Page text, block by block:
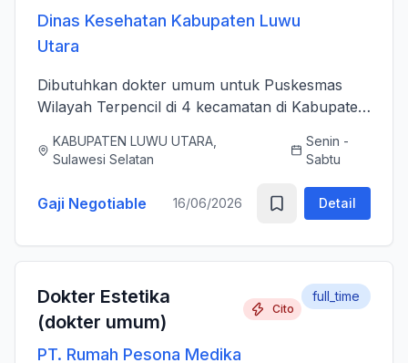
Dinas Kesehatan Kabupaten Luwu
Utara
Dibutuhkan dokter umum untuk Puskesmas
Wilayah Terpencil di 4 kecamatan di Kabupaten
KABUPATEN LUWU UTARA,
Sulawesi Selatan
Senin -
Sabtu
Gaji Negotiable 16/06/2026 Detail
Dokter Estetika
(dokter umum)
Cito
PT. Rumah Pesona Medika
full_time